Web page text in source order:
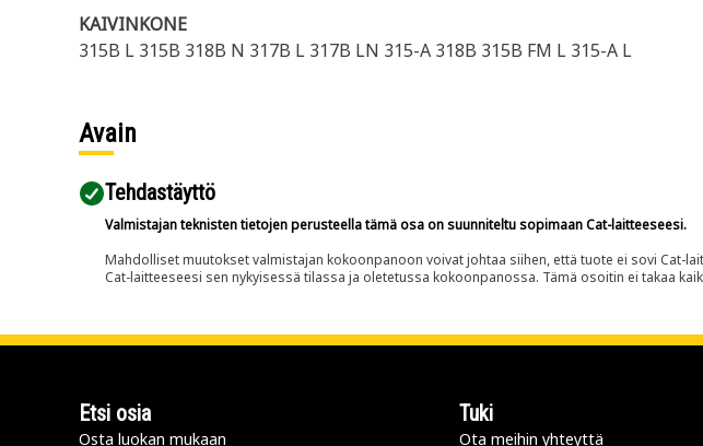
KAIVINKONE
315B L 315B 318B N 317B L 317B LN 315-A 318B 315B FM L 315-A L
Avain
Tehdastäyttö
Valmistajan teknisten tietojen perusteella tämä osa on suunniteltu sopimaan Cat-laitteeseesi.
Mahdolliset muutokset valmistajan kokoonpanoon voivat johtaa siihen, että tuote ei sovi Cat-
Cat-laitteeseesi sen nykyisessä tilassa ja oletetussa kokoonpanossa. Tämä osoitin ei takaa
Etsi osia
Osta luokan mukaan
Tuki
Ota meihin yhteyttä